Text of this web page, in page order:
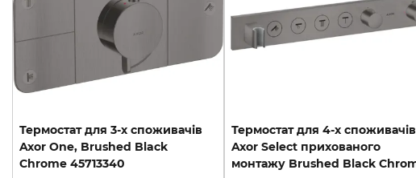
Термостат для 3-х споживачів
Axor One, Brushed Black
Chrome 45713340
Термостат для 4-х споживачів
Axor Select прихованого